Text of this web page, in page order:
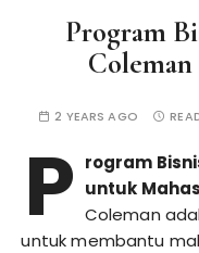
Program
2 YEARS AGO
P rogram
untuk
Coleman
untuk membantu